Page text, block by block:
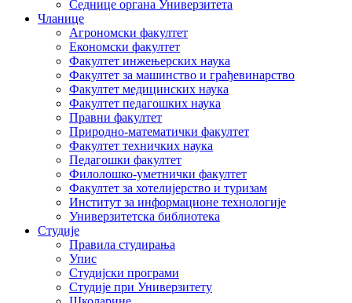
Седнице органа Универзитета
Чланице
Агрономски факултет
Економски факултет
Факултет инжењерских наука
Факултет за машинство и грађевинарство
Факултет медицинских наука
Факултет педагошких наука
Правни факултет
Природно-математички факултет
Факултет техничких наука
Педагошки факултет
Филолошко-уметнички факултет
Факултет за хотелијерство и туризам
Институт за информационе технологије
Универзитетска библиотека
Студије
Правила студирања
Упис
Студијски програми
Студије при Универзитету